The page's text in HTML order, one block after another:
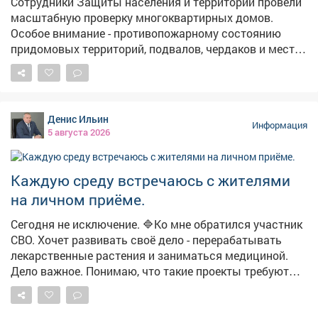
форме. #день_светофора #ПДД #библиотеки_мыски
#бибимотека_филиал2
масштабную проверку многоквартирных домов.
Особое внимание - противопожарному состоянию
придомовых территорий, подвалов, чердаков и мест
общего пользования. 📍 Кузнецкий район - осмотрены
подвалы на ул. Ленина и Луначарского для
автономные дымовые пожарные извещатели (АДПИ)
в неблагополучных семьях, многодетных и с детьми-
инвалидами. 📍 Новоильинский район - проверен
АДПИ в многодетной семье на пр. Авиаторов. 📍
Центральный район - осмотрены десятки домов по пр.
Строителей, Металлургов, ул. Орджоникидзе и другим
адресам. Проверены АДПИ в семьях с детьми-
инвалидами и неблагополучных семьях. Обследованы
подвалы-укрытия на пр. Пионерском и ул. Ермакова.
📍 Заводской район - проверены места проживания
неблагополучных семей в 13 микрорайоне, а также
АДПИ в коммунальном секторе на ул. 40 лет ВЛКСМ и
Климасенко. 📍 Орджоникидзевский район -
Денис Ильин
5 августа 2026
Информация
Каждую среду встречаюсь с жителями
на личном приёме.
Сегодня не исключение. 🔷Ко мне обратился участник
СВО. Хочет развивать своё дело - перерабатывать
лекарственные растения и заниматься медициной.
Дело важное. Понимаю, что такие проекты требуют
времени и средств. Но первый шаг уже сделан -
проконсультировали по мерам поддержки для